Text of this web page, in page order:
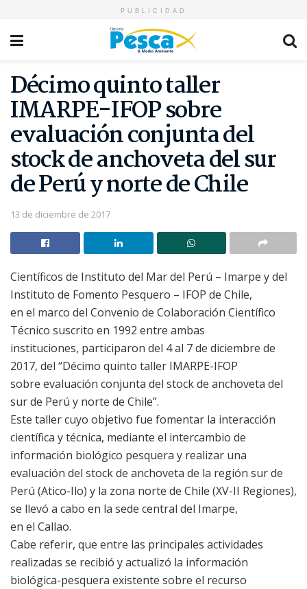
PUBLICIDAD
Décimo quinto taller
IMARPE-IFOP sobre
evaluación conjunta del
stock de anchoveta del sur
de Perú y norte de Chile
13 de diciembre de 2017
Científicos de Instituto del Mar del Perú – Imarpe y del
Instituto de Fomento Pesquero – IFOP de Chile,
en el marco del Convenio de Colaboración Científico
Técnico suscrito en 1992 entre ambas
instituciones, participaron del 4 al 7 de diciembre de
2017, del “Décimo quinto taller IMARPE-IFOP
sobre evaluación conjunta del stock de anchoveta del
sur de Perú y norte de Chile”.
Este taller cuyo objetivo fue fomentar la interacción
científica y técnica, mediante el intercambio de
información biológico pesquera y realizar una
evaluación del stock de anchoveta de la región sur de
Perú (Atico-Ilo) y la zona norte de Chile (XV-II Regiones),
se llevó a cabo en la sede central del Imarpe,
en el Callao.
Cabe referir, que entre las principales actividades
realizadas se recibió y actualizó la información
biológica-pesquera existente sobre el recurso